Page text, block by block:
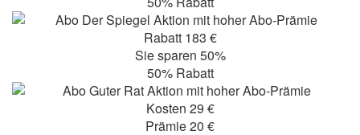
Rabatt 183 €
Sie sparen 50%
50% Rabatt
Kosten 29 €
Prämie 20 €